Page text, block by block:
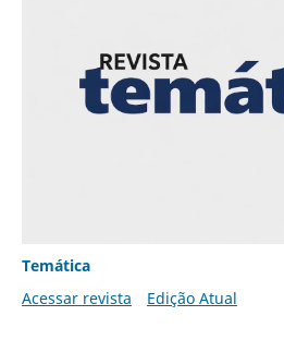
Temática
Acessar revista
Edição Atual